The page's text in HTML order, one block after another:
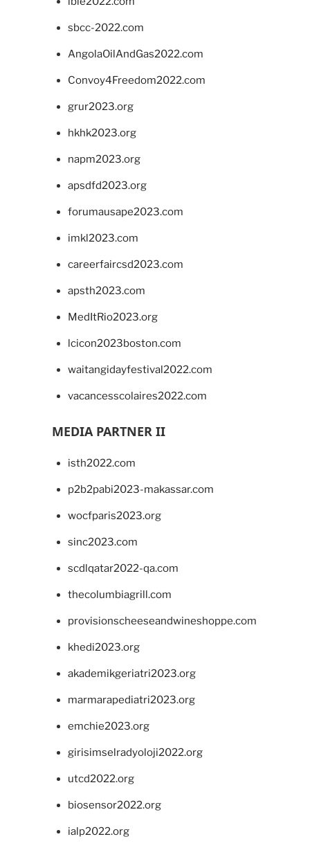
sbcc-2022.com
AngolaOilAndGas2022.com
Convoy4Freedom2022.com
grur2023.org
hkhk2023.org
napm2023.org
apsdfd2023.org
forumausape2023.com
imkl2023.com
careerfaircsd2023.com
apsth2023.com
MedItRio2023.org
lcicon2023boston.com
waitangidayfestival2022.com
vacancesscolaires2022.com
MEDIA PARTNER II
isth2022.com
p2b2pabi2023-makassar.com
wocfparis2023.org
sinc2023.com
scdlqatar2022-qa.com
thecolumbiagrill.com
provisionscheeseandwineshoppe.com
khedi2023.org
akademikgeriatri2023.org
marmarapediatri2023.org
emchie2023.org
girisimselradyoloji2022.org
utcd2022.org
biosensor2022.org
ialp2022.org